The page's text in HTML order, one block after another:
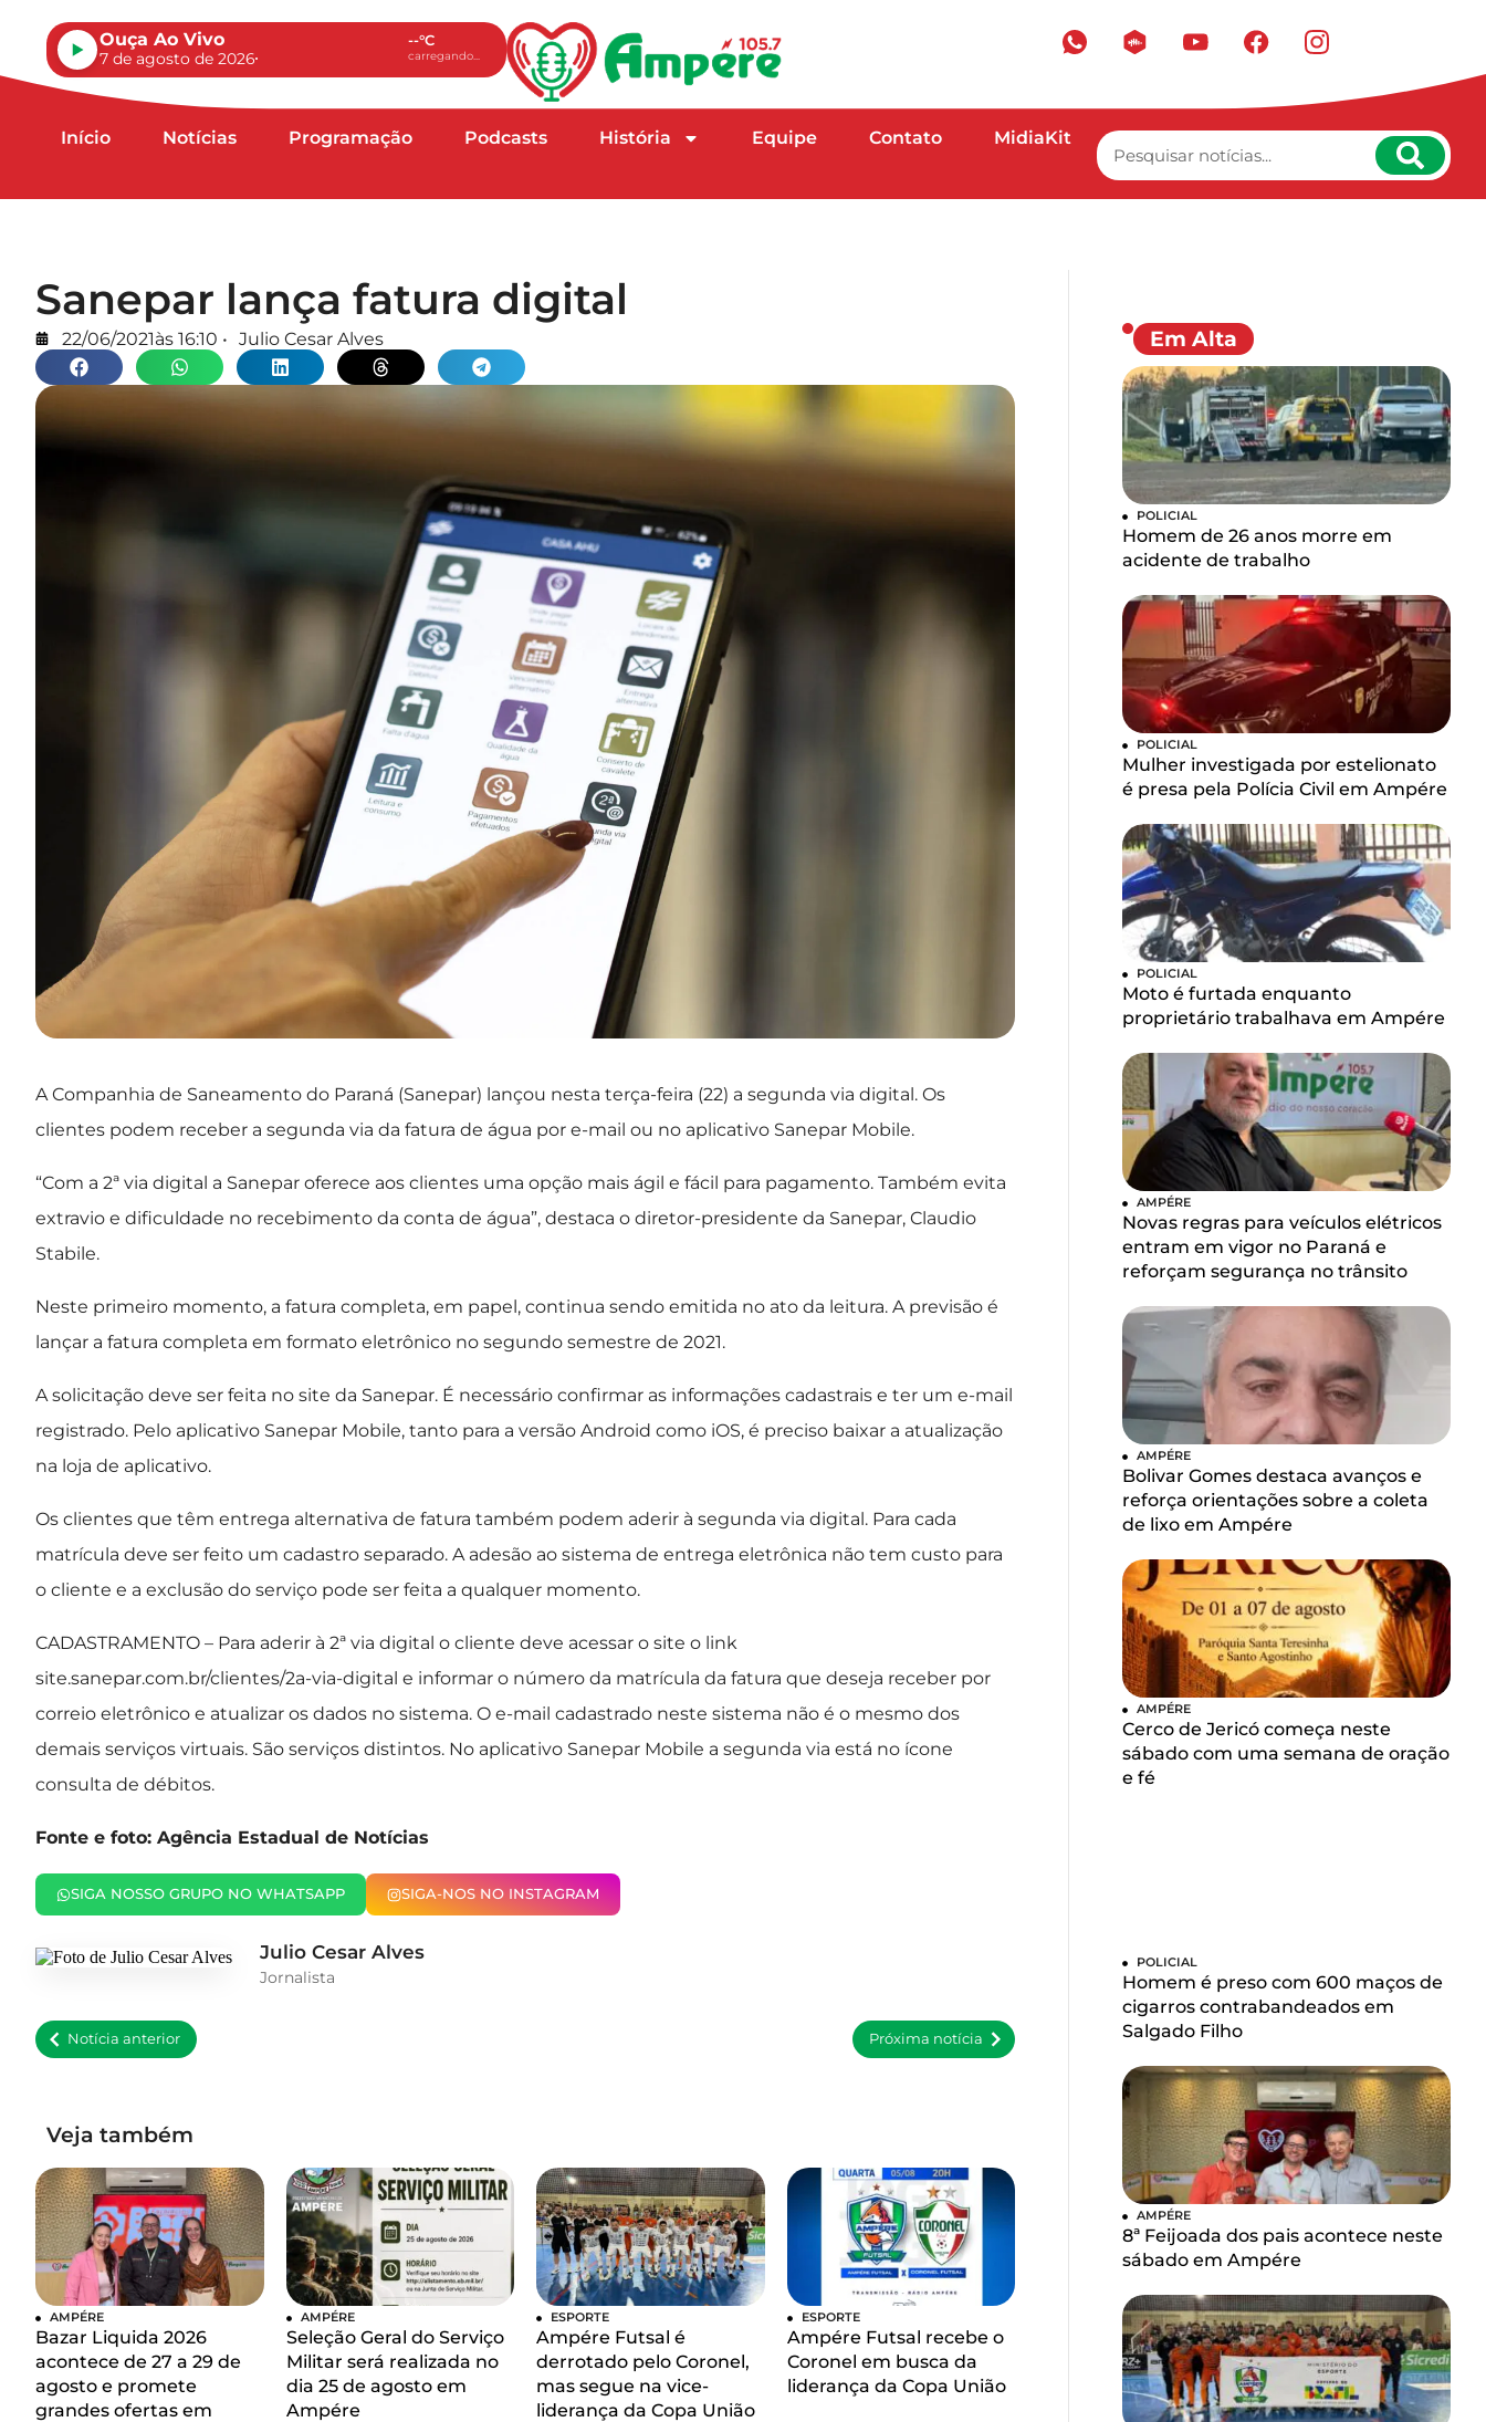
Ouça Ao Vivo
7 de agosto de 2026
--°C
carregando...
Início Notícias Programação Podcasts História Equipe Contato MidiaKit
Sanepar lança fatura digital
22/06/2021às 16:10 • Julio Cesar Alves
A Companhia de Saneamento do Paraná (Sanepar) lançou nesta terça-feira (22) a segunda via digital. Os
clientes podem receber a segunda via da fatura de água por e-mail ou no aplicativo Sanepar Mobile.
“Com a 2ª via digital a Sanepar oferece aos clientes uma opção mais ágil e fácil para pagamento. Também evita
extravio e dificuldade no recebimento da conta de água”, destaca o diretor-presidente da Sanepar, Claudio
Stabile.
Neste primeiro momento, a fatura completa, em papel, continua sendo emitida no ato da leitura. A previsão é
lançar a fatura completa em formato eletrônico no segundo semestre de 2021.
A solicitação deve ser feita no site da Sanepar. É necessário confirmar as informações cadastrais e ter um e-mail
registrado. Pelo aplicativo Sanepar Mobile, tanto para a versão Android como iOS, é preciso baixar a atualização
na loja de aplicativo.
Os clientes que têm entrega alternativa de fatura também podem aderir à segunda via digital. Para cada
matrícula deve ser feito um cadastro separado. A adesão ao sistema de entrega eletrônica não tem custo para
o cliente e a exclusão do serviço pode ser feita a qualquer momento.
CADASTRAMENTO – Para aderir à 2ª via digital o cliente deve acessar o site o link
site.sanepar.com.br/clientes/2a-via-digital e informar o número da matrícula da fatura que deseja receber por
correio eletrônico e atualizar os dados no sistema. O e-mail cadastrado neste sistema não é o mesmo dos
demais serviços virtuais. São serviços distintos. No aplicativo Sanepar Mobile a segunda via está no ícone
consulta de débitos.
Fonte e foto: Agência Estadual de Notícias
SIGA NOSSO GRUPO NO WHATSAPP SIGA-NOS NO INSTAGRAM
Julio Cesar Alves
Jornalista
Notícia anterior Próxima notícia
Veja também
AMPÉRE
Bazar Liquida 2026
acontece de 27 a 29 de
agosto e promete
grandes ofertas em
AMPÉRE
Seleção Geral do Serviço
Militar será realizada no
dia 25 de agosto em
Ampére
ESPORTE
Ampére Futsal é
derrotado pelo Coronel,
mas segue na vice-
liderança da Copa União
ESPORTE
Ampére Futsal recebe o
Coronel em busca da
liderança da Copa União
Em Alta
POLICIAL
Homem de 26 anos morre em
acidente de trabalho
POLICIAL
Mulher investigada por estelionato
é presa pela Polícia Civil em Ampére
POLICIAL
Moto é furtada enquanto
proprietário trabalhava em Ampére
AMPÉRE
Novas regras para veículos elétricos
entram em vigor no Paraná e
reforçam segurança no trânsito
AMPÉRE
Bolivar Gomes destaca avanços e
reforça orientações sobre a coleta
de lixo em Ampére
AMPÉRE
Cerco de Jericó começa neste
sábado com uma semana de oração
e fé
POLICIAL
Homem é preso com 600 maços de
cigarros contrabandeados em
Salgado Filho
AMPÉRE
8ª Feijoada dos pais acontece neste
sábado em Ampére